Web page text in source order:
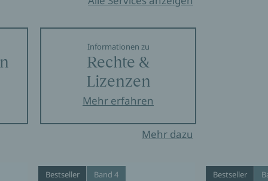
Informationen zu
Rechte &
Lizenzen
Mehr erfahren
Mehr dazu
Bestseller Band 4 Bestseller